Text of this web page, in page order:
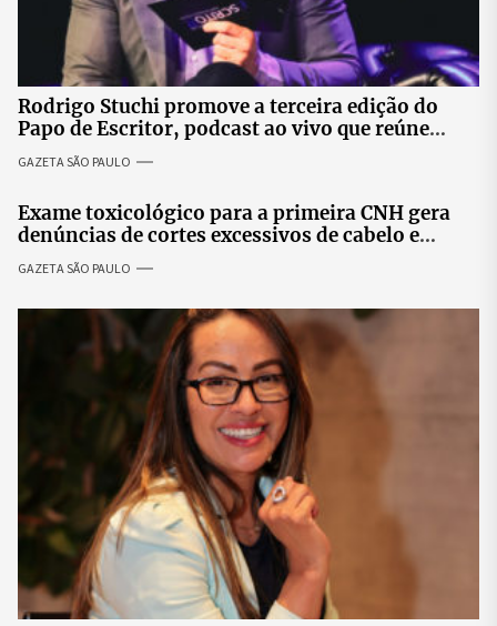
Rodrigo Stuchi promove a terceira edição do
Papo de Escritor, podcast ao vivo que reúne
especialistas para discutir saúde mental e
prosperidade.
GAZETA SÃO PAULO
Exame toxicológico para a primeira CNH gera
denúncias de cortes excessivos de cabelo e
revolta entre candidatas
GAZETA SÃO PAULO